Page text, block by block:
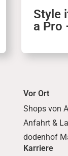
Style
a Pro
Vor Ort
Shops von
Anfahrt &
dodenhof
Karriere